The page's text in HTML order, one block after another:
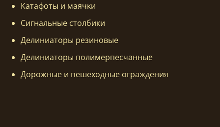
Катафоты и маячки
Сигнальные столбики
Делиниаторы резиновые
Делиниаторы полимерпесчанные
Дорожные и пешеходные ограждения